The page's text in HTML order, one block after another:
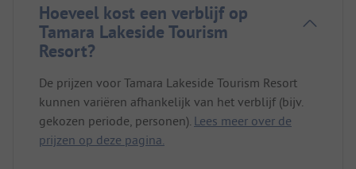
Hoeveel kost een verblijf op
Tamara Lakeside Tourism
Resort?
De prijzen voor Tamara Lakeside Tourism Resort
kunnen variëren afhankelijk van het verblijf (bijv.
gekozen periode, personen). Lees meer over de
prijzen op deze pagina.